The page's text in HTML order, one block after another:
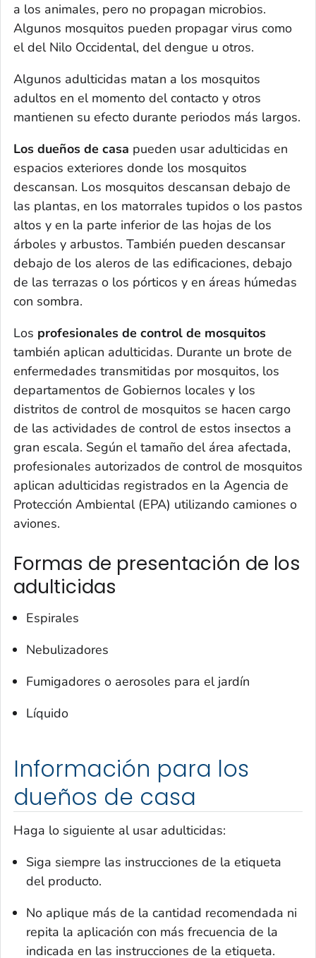
a los animales, pero no propagan microbios.
Algunos mosquitos pueden propagar virus como
el del Nilo Occidental, del dengue u otros.
Algunos adulticidas matan a los mosquitos
adultos en el momento del contacto y otros
mantienen su efecto durante periodos más largos.
Los dueños de casa pueden usar adulticidas en
espacios exteriores donde los mosquitos
descansan. Los mosquitos descansan debajo de
las plantas, en los matorrales tupidos o los pastos
altos y en la parte inferior de las hojas de los
árboles y arbustos. También pueden descansar
debajo de los aleros de las edificaciones, debajo
de las terrazas o los pórticos y en áreas húmedas
con sombra.
Los profesionales de control de mosquitos
también aplican adulticidas. Durante un brote de
enfermedades transmitidas por mosquitos, los
departamentos de Gobiernos locales y los
distritos de control de mosquitos se hacen cargo
de las actividades de control de estos insectos a
gran escala. Según el tamaño del área afectada,
profesionales autorizados de control de mosquitos
aplican adulticidas registrados en la Agencia de
Protección Ambiental (EPA) utilizando camiones o
aviones.
Formas de presentación de los
adulticidas
Espirales
Nebulizadores
Fumigadores o aerosoles para el jardín
Líquido
Información para los
dueños de casa
Haga lo siguiente al usar adulticidas:
Siga siempre las instrucciones de la etiqueta
del producto.
No aplique más de la cantidad recomendada ni
repita la aplicación con más frecuencia de la
indicada en las instrucciones de la etiqueta.